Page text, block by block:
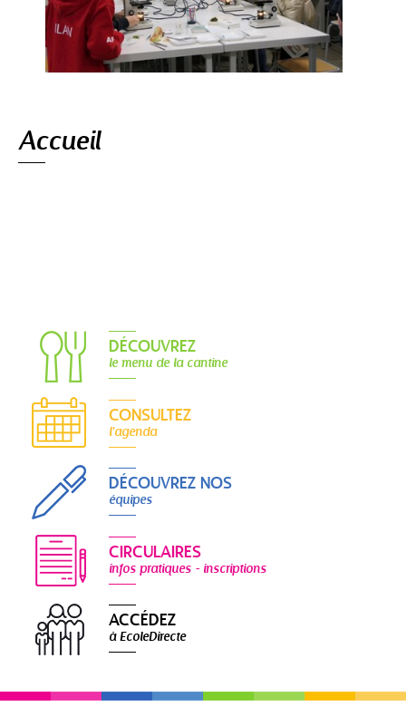
Accueil
DÉCOUVREZ
le menu de la cantine
CONSULTEZ
l'agenda
DÉCOUVREZ NOS
équipes
CIRCULAIRES
infos pratiques - inscriptions
ACCÉDEZ
à EcoleDirecte